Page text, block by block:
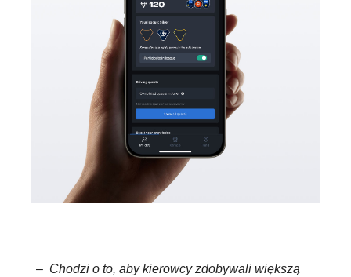
– Chodzi o to, aby kierowcy zdobywali większą